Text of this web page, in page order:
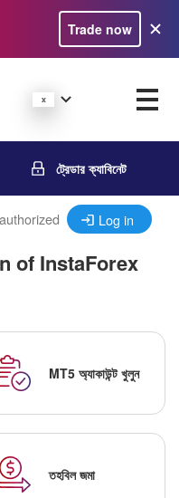
Trade now
ট্রেডার ক্যাবিনেট
Log in
of InstaForex
MT5 অ্যাকাউন্ট খুলুন
তহবিল জমা